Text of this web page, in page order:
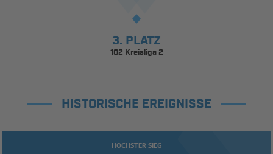
3. PLATZ
102 Kreisliga 2
HISTORISCHE EREIGNISSE
HÖCHSTER SIEG